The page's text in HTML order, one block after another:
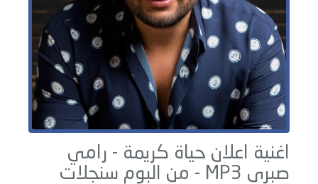
اغنية اعلان حياة كريمة - رامي
صبرى
سنجلات